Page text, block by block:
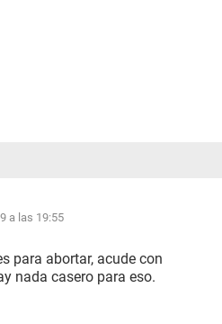
a las 19:55
para abortar, acude con
nada casero para eso.